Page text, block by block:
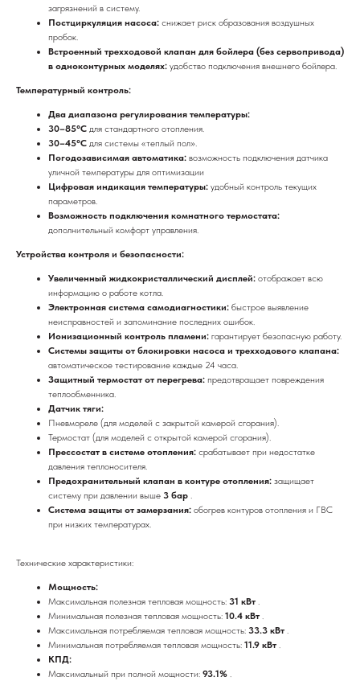
загрязнений в систему.
Постциркуляция насоса: снижает риск образования воздушных
пробок.
Встроенный трехходовой клапан для бойлера (без сервопривода)
в одноконтурных моделях: удобство подключения внешнего бойлера.
Температурный контроль:
Два диапазона регулирования температуры:
30–85°C для стандартного отопления.
30–45°C для системы «теплый пол».
Погодозависимая автоматика: возможность подключения датчика
уличной температуры для оптимизации
Цифровая индикация температуры: удобный контроль текущих
параметров.
Возможность подключения комнатного термостата:
дополнительный комфорт управления.
Устройства контроля и безопасности:
Увеличенный жидкокристаллический дисплей: отображает всю
информацию о работе котла.
Электронная система самодиагностики: быстрое выявление
неисправностей и запоминание последних ошибок.
Ионизационный контроль пламени: гарантирует безопасную работу.
Системы защиты от блокировки насоса и трехходового клапана:
автоматическое тестирование каждые 24 часа.
Защитный термостат от перегрева: предотвращает повреждения
теплообменника.
Датчик тяги:
Пневмореле (для моделей с закрытой камерой сгорания).
Термостат (для моделей с открытой камерой сгорания).
Прессостат в системе отопления: срабатывает при недостатке
давления теплоносителя.
Предохранительный клапан в контуре отопления: защищает
систему при давлении выше 3 бар .
Система защиты от замерзания: обогрев контуров отопления и ГВС
при низких температурах.
Технические характеристики:
Мощность:
Максимальная полезная тепловая мощность: 31 кВт .
Минимальная полезная тепловая мощность: 10.4 кВт .
Максимальная потребляемая тепловая мощность: 33.3 кВт .
Минимальная потребляемая тепловая мощность: 11.9 кВт .
КПД:
Максимальный при полной мощности: 93.1% .